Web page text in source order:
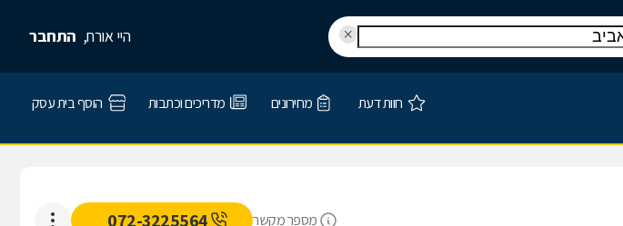
היי אורח, התחבר
חוות דעת מחירונים מדריכים וכתבות הוסף בית עסק
מספר מקשר 072-3225564